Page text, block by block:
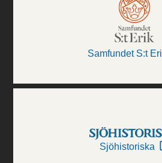
Samfundet S:t
Sjöhistoriska